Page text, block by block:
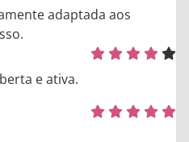
adaptada aos
e ativa.